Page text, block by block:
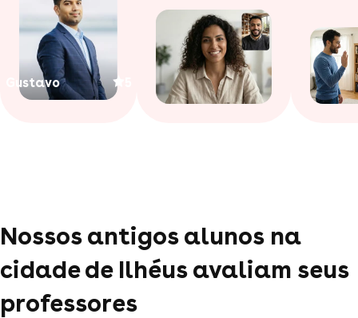
Gustavo
Nossos antigos alunos na
cidade de Ilhéus avaliam seus
professores